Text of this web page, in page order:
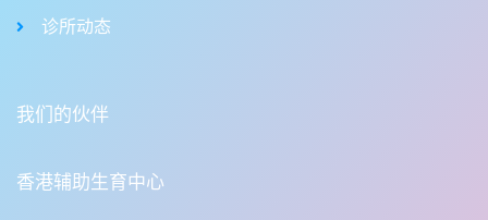
诊所动态
我们的伙伴
香港辅助生育中心